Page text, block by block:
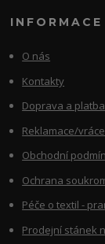
O nás
Kontakty
Doprava a platba
Reklamace/
Obchodní
Ochrana
Péče o textil -
Prodejní stánek